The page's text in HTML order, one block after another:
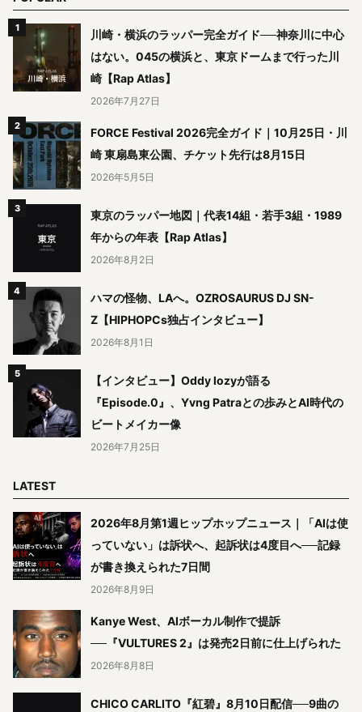
川崎・横浜のラッパー完全ガイド──神奈川に中心
はない。045の横浜と、東京ドームまで行った川
崎【Rap Atlas】
2026年7月27日
FORCE Festival 2026完全ガイド｜10月25日・川
崎 東扇島東公園、チケット先行は8月15日
2026年5月5日
東京のラッパー地図｜代表14組・若手3組・1989
年からの年表【Rap Atlas】
2026年8月2日
ハマの怪物、LAへ。OZROSAURUS DJ SN-
Z【HIPHOPCs独占インタビュー】
2026年8月1日
【インタビュー】Oddy lozyが語る
『Episode.0』、Yvng Patraとの歩みとAI時代の
ビートメイカー像
2026年7月25日
LATEST
2026年8月第1週ヒップホップニュース｜「AIは使
っていない」は訴状へ、起訴状は4度目へ──記録
が書き換えられた7日間
2026年8月9日
Kanye West、AIボーカル制作で提訴
──『VULTURES 2』は発売2日前に仕上げられた
2026年8月8日
CHICO CARLITO『紅碧』8月10日配信──9曲の